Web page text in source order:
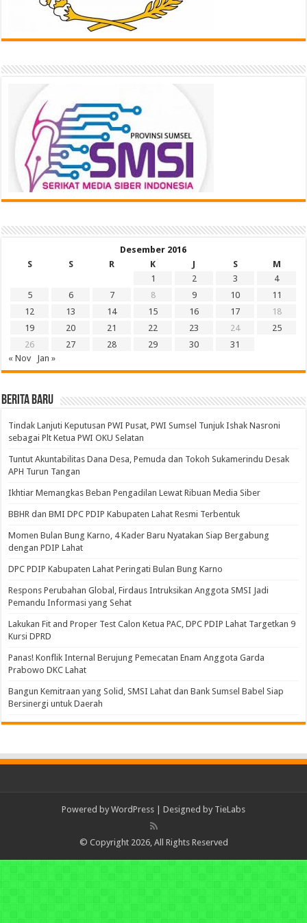
Desember 2016
S
S R K J S
M
1
2 3
4
5
6 7 8 9 10
11
12
13 14 15 16 17
18
19
20 21 22 23 24
25
26
27 28 29 30
31
« Nov
Jan »
BERITA BARU
Tindak Lanjuti Keputusan PWI Pusat, PWI Sumsel Tunjuk Ishak Nasroni
sebagai Plt Ketua PWI OKU Selatan
Tuntut Akuntabilitas Dana Desa, Pemuda dan Tokoh Sukamerindu Desak
APH Turun Tangan
Ikhtiar Memangkas Beban Pengadilan Lewat Ribuan Media Siber
BBHR dan BMI DPC PDIP Kabupaten Lahat Resmi Terbentuk
Momen Bulan Bung Karno, 4 Kader Baru Nyatakan Siap Bergabung
dengan PDIP Lahat
DPC PDIP Kabupaten Lahat Peringati Bulan Bung Karno
Respons Perubahan Global, Firdaus Intruksikan Anggota SMSI Jadi
Pemandu Informasi yang Sehat
Lakukan Fit and Proper Test Calon Ketua PAC, DPC PDIP Lahat Targetkan 9
Kursi DPRD
Panas! Konflik Internal Berujung Pemecatan Enam Anggota Garda
Prabowo DKC Lahat
Bangun Kemitraan yang Solid, SMSI Lahat dan Bank Sumsel Babel Siap
Bersinergi untuk Daerah
Powered by WordPress | Designed by TieLabs
© Copyright 2026, All Rights Reserved